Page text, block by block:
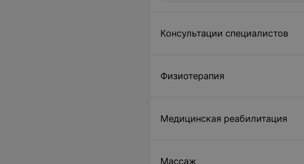
Консультации специалистов
Физиотерапия
Медицинская реабилитация
Массаж